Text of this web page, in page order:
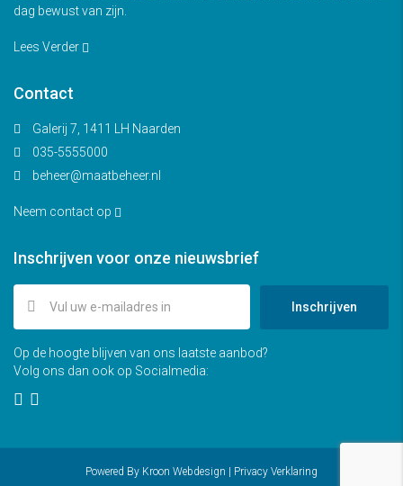
dag bewust van zijn.
Lees Verder
Contact
Galerij 7, 1411 LH Naarden
035-5555000
beheer@maatbeheer.nl
Neem contact op
Inschrijven voor onze nieuwsbrief
Inschrijven
Op de hoogte blijven van ons laatste aanbod?
Volg ons dan ook op Socialmedia:
Powered By Kroon Webdesign Privacy Verklaring